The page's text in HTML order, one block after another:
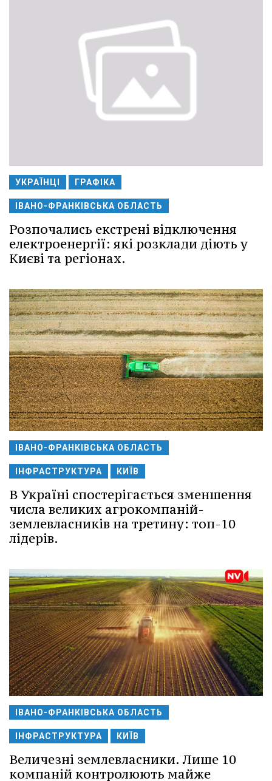
УКРАЇНЦІ ГРАФІКА
ІВАНО-ФРАНКІВСЬКА ОБЛАСТЬ
Розпочались екстрені відключення
електроенергії: які розклади діють у
Києві та регіонах.
ІВАНО-ФРАНКІВСЬКА ОБЛАСТЬ
ІНФРАСТРУКТУРА КИЇВ
В Україні спостерігається зменшення
числа великих агрокомпаній-
землевласників на третину: топ-10
лідерів.
ІВАНО-ФРАНКІВСЬКА ОБЛАСТЬ
ІНФРАСТРУКТУРА КИЇВ
Величезні землевласники. Лише 10
компаній контролюють майже